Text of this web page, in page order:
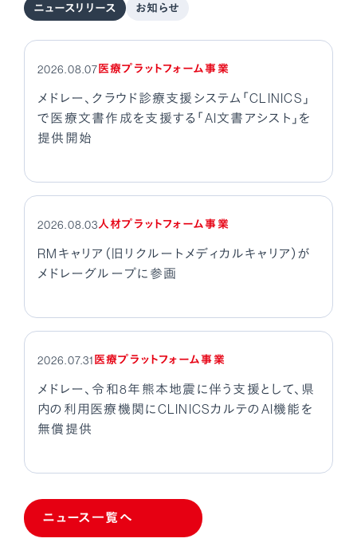
ニュースリリース お知らせ
2026.08.07医療プラットフォーム事業
メドレー、クラウド診療支援システム「CLINICS」
で医療文書作成を支援する「AI文書アシスト」を
提供開始
2026.08.03人材プラットフォーム事業
RMキャリア（旧リクルートメディカルキャリア）が
メドレーグループに参画
2026.07.31 医療プラットフォーム事業
メドレー、令和8年熊本地震に伴う支援として、県
内の利用医療機関にCLINICSカルテのAI機能を
無償提供
ニュース一覧へ